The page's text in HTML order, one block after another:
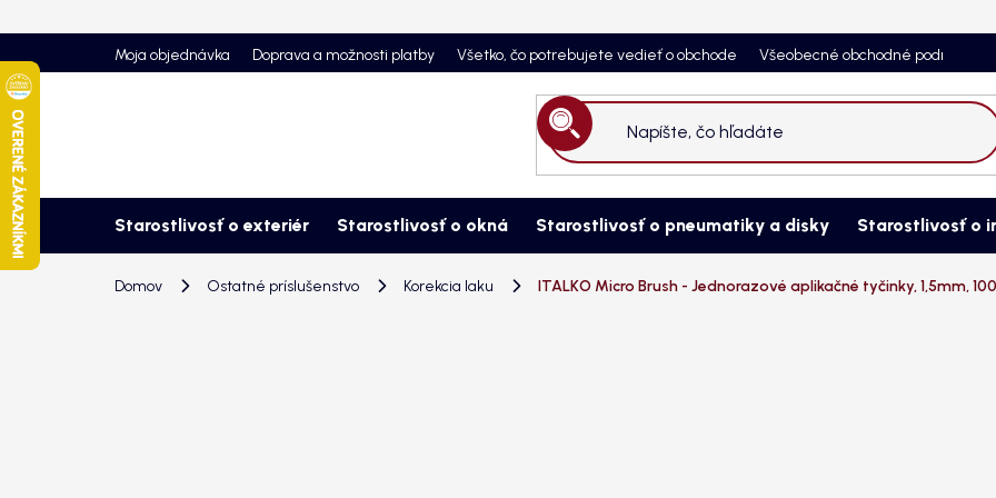
na
obsah
Moja objednávka Doprava a možnosti platby Všetko, čo potrebujete vedieť o obchode Všeobecné obchodné podmienky
Hľadať
Starostlivosť o exteriér Starostlivosť o okná Starostlivosť o pneumatiky a disky Starostlivosť o
Domov Ostatné príslušenstvo Korekcia laku ITALKO Micro Brush - Jednorazové aplikačné tyčinky, 1,5mm,